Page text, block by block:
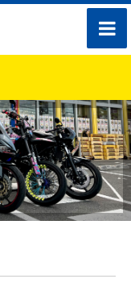
toggle